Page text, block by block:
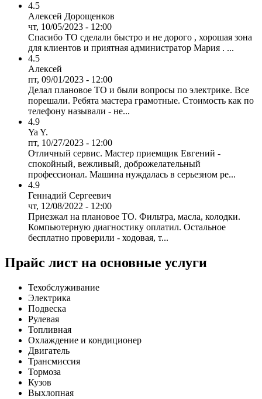
4.5
Алексей Дорощенков
чт, 10/05/2023 - 12:00
Спасибо ТО сделали быстро и не дорого , хорошая зона
для клиентов и приятная администратор Мария . ...
4.5
Алексей
пт, 09/01/2023 - 12:00
Делал плановое ТО и были вопросы по электрике. Все
порешали. Ребята мастера грамотные. Стоимость как по
телефону называли - не...
4.9
Ya Y.
пт, 10/27/2023 - 12:00
Отличный сервис. Мастер приемщик Евгений -
спокойный, вежливый, доброжелательный
профессионал. Машина нуждалась в серьезном ре...
4.9
Геннадий Сергеевич
чт, 12/08/2022 - 12:00
Приезжал на плановое ТО. Фильтра, масла, колодки.
Компьютерную диагностику оплатил. Остальное
бесплатно проверили - ходовая, т...
Прайс лист на основные услуги
Техобслуживание
Электрика
Подвеска
Рулевая
Топливная
Охлаждение и кондиционер
Двигатель
Трансмиссия
Тормоза
Кузов
Выхлопная